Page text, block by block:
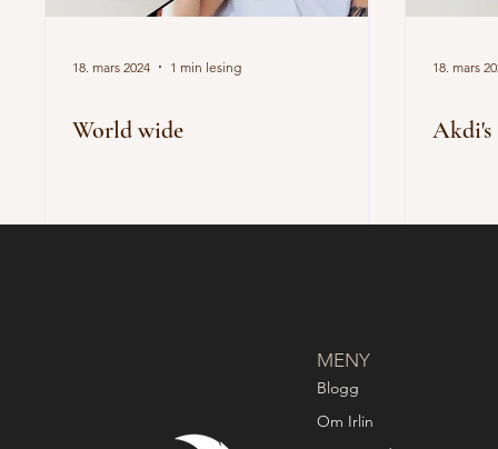
18. mars 2024 1 min lesing
World wide
18. mars
Akdi's
MENY
Blogg
Om Irlin